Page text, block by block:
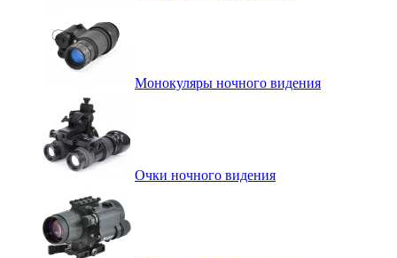
Монокуляры ночного видения
Очки ночного видения